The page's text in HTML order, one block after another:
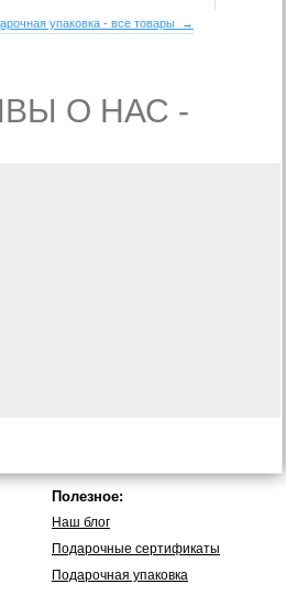
упаковка - все товары →
О НАС -
Полезное:
Наш блог
Подарочные сертификаты
Подарочная упаковка